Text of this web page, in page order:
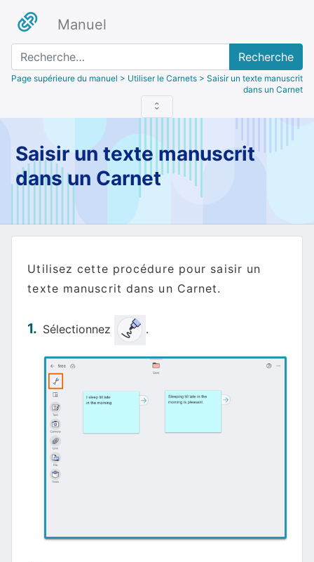
Manuel
Recherche
Page supérieure du manuel > Utiliser le Carnets > Saisir un texte manuscrit
dans un Carnet
Saisir un texte manuscrit
dans un Carnet
Utilisez cette procédure pour saisir un
texte manuscrit dans un Carnet.
Sélectionnez .